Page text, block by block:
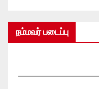
நம்மவர் படைப்பு